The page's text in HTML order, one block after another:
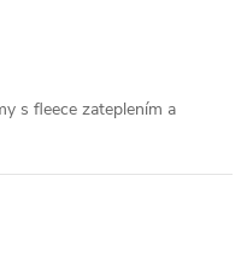
s fleece zateplením a